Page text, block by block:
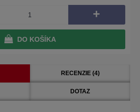
+
DO KOŠÍKA
RECENZIE (4)
DOTAZ